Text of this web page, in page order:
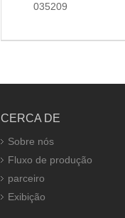
035209
CERCA DE
Sobre nós
Fluxo de produção
parceiro
Exibição